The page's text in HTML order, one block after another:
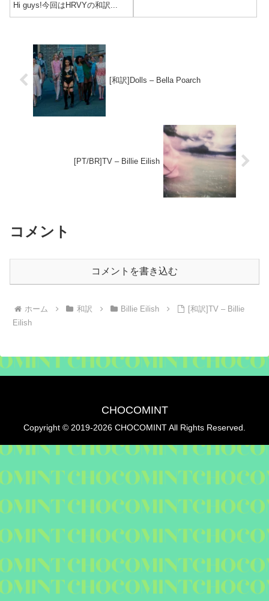
Hi guys!今回はHRVYの和訳...
[和訳]Dolls – Bella Poarch
[PT/BR]TV – Billie Eilish
コメント
コメントを書き込む
ホーム 和訳 Billie Eilish
[和訳]TV – Billie
Eilish
CHOCOMINT
Copyright © 2019-2026 CHOCOMINT All Rights Reserved.